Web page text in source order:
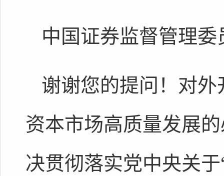
中国证券监督管理委
谢谢您的提问！对
资本市场高质量发展
决贯彻落实党中央关